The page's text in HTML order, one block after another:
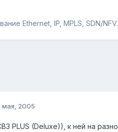
Ethernet, IP, MPLS, SDN/
мая, 2005
PLUS (Deluxe)), к ней на